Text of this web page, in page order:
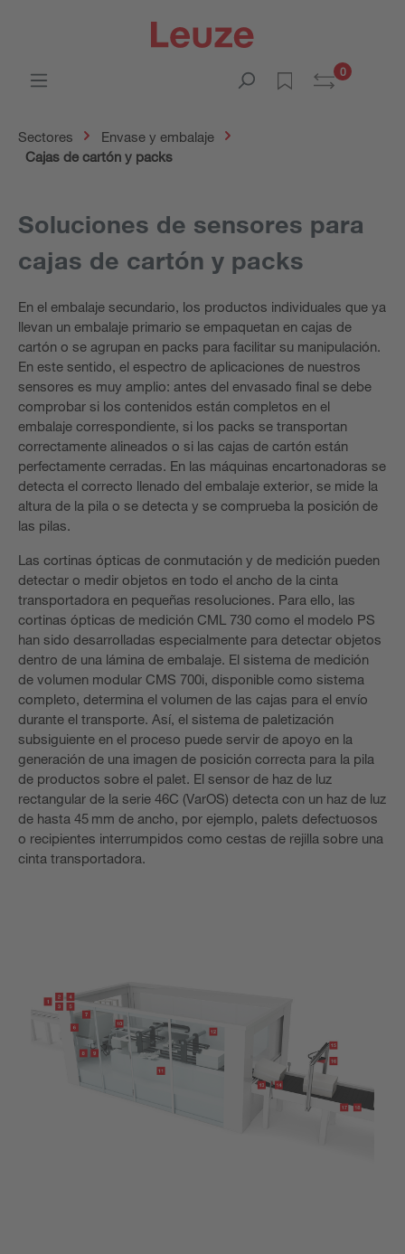
0
Sectores
Envase y embalaje
Cajas de cartón y packs
Soluciones de sensores para
cajas de cartón y packs
En el embalaje secundario, los productos individuales que ya
llevan un embalaje primario se empaquetan en cajas de
cartón o se agrupan en packs para facilitar su manipulación.
En este sentido, el espectro de aplicaciones de nuestros
sensores es muy amplio: antes del envasado final se debe
comprobar si los contenidos están completos en el
embalaje correspondiente, si los packs se transportan
correctamente alineados o si las cajas de cartón están
perfectamente cerradas. En las máquinas encartonadoras se
detecta el correcto llenado del embalaje exterior, se mide la
altura de la pila o se detecta y se comprueba la posición de
las pilas.
Las cortinas ópticas de conmutación y de medición pueden
detectar o medir objetos en todo el ancho de la cinta
transportadora en pequeñas resoluciones. Para ello, las
cortinas ópticas de medición CML 730 como el modelo PS
han sido desarrolladas especialmente para detectar objetos
dentro de una lámina de embalaje. El sistema de medición
de volumen modular CMS 700i, disponible como sistema
completo, determina el volumen de las cajas para el envío
durante el transporte. Así, el sistema de paletización
subsiguiente en el proceso puede servir de apoyo en la
generación de una imagen de posición correcta para la pila
de productos sobre el palet. El sensor de haz de luz
rectangular de la serie 46C (VarOS) detecta con un haz de luz
de hasta 45 mm de ancho, por ejemplo, palets defectuosos
o recipientes interrumpidos como cestas de rejilla sobre una
cinta transportadora.